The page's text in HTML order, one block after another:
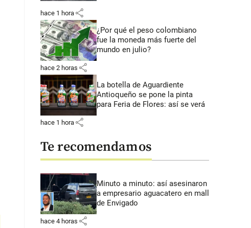
hace 1 hora share
¿Por qué el peso colombiano
fue la moneda más fuerte del
mundo en julio?
hace 2 horas share
La botella de Aguardiente
Antioqueño se pone la pinta
para Feria de Flores: así se verá
hace 1 hora share
Te recomendamos
Minuto a minuto: así asesinaron
a empresario aguacatero en mall
de Envigado
hace 4 horas share